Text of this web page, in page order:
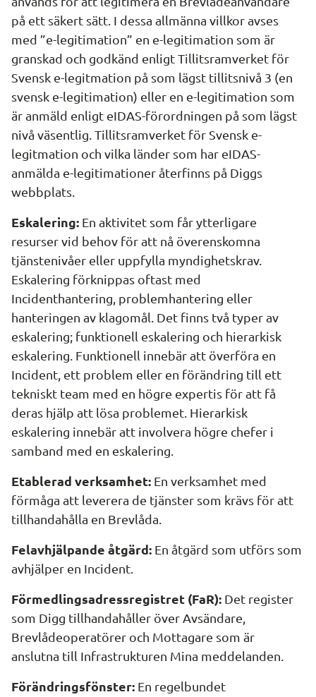
på ett säkert sätt. I dessa allmänna villkor avses
med ”e-legitimation” en e-legitimation som är
granskad och godkänd enligt Tillitsramverket för
Svensk e-legitmation på som lägst tillitsnivå 3 (en
svensk e-legitimation) eller en e-legitimation som
är anmäld enligt eIDAS-förordningen på som lägst
nivå väsentlig. Tillitsramverket för Svensk e-
legitmation och vilka länder som har eIDAS-
anmälda e-legitimationer återfinns på Diggs
webbplats.
Eskalering: En aktivitet som får ytterligare
resurser vid behov för att nå överenskomna
tjänstenivåer eller uppfylla myndighetskrav.
Eskalering förknippas oftast med
Incidenthantering, problemhantering eller
hanteringen av klagomål. Det finns två typer av
eskalering; funktionell eskalering och hierarkisk
eskalering. Funktionell innebär att överföra en
Incident, ett problem eller en förändring till ett
tekniskt team med en högre expertis för att få
deras hjälp att lösa problemet. Hierarkisk
eskalering innebär att involvera högre chefer i
samband med en eskalering.
Etablerad verksamhet: En verksamhet med
förmåga att leverera de tjänster som krävs för att
tillhandahålla en Brevlåda.
Felavhjälpande åtgärd: En åtgärd som utförs som
avhjälper en Incident.
Förmedlingsadressregistret (FaR): Det register
som Digg tillhandahåller över Avsändare,
Brevlådeoperatörer och Mottagare som är
anslutna till Infrastrukturen Mina meddelanden.
Förändringsfönster: En regelbundet